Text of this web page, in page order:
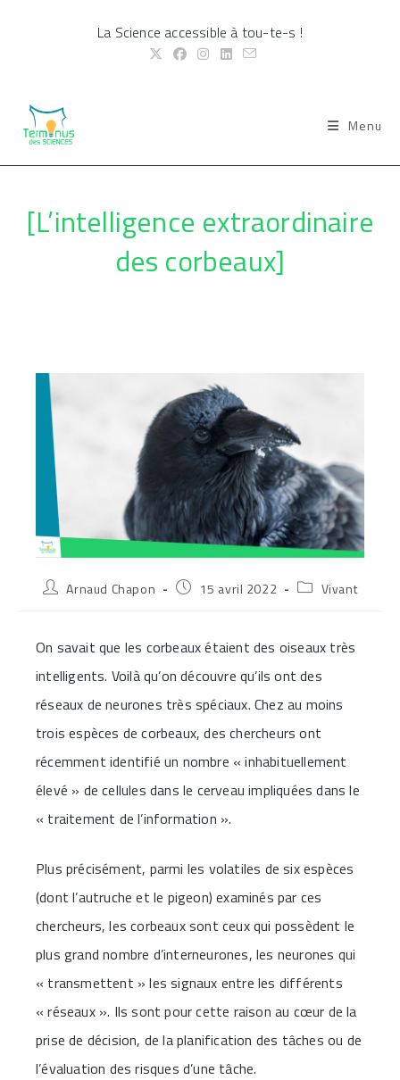
La Science accessible à tou-te-s !
Menu
[L’intelligence extraordinaire
des corbeaux]
Auteur/autrice
Arnaud Chapon
Publication
15 avril 2022
PostVivant
On savait que les corbeaux étaient des oiseaux très
intelligents. Voilà qu’on découvre qu’ils ont des
réseaux de neurones très spéciaux. Chez au moins
trois espèces de corbeaux, des chercheurs ont
récemment identifié un nombre « inhabituellement
élevé » de cellules dans le cerveau impliquées dans le
« traitement de l’information ».
Plus précisément, parmi les volatiles de six espèces
(dont l’autruche et le pigeon) examinés par ces
chercheurs, les corbeaux sont ceux qui possèdent le
plus grand nombre d’interneurones, les neurones qui
« transmettent » les signaux entre les différents
« réseaux ». Ils sont pour cette raison au cœur de la
prise de décision, de la planification des tâches ou de
l’évaluation des risques d’une tâche.